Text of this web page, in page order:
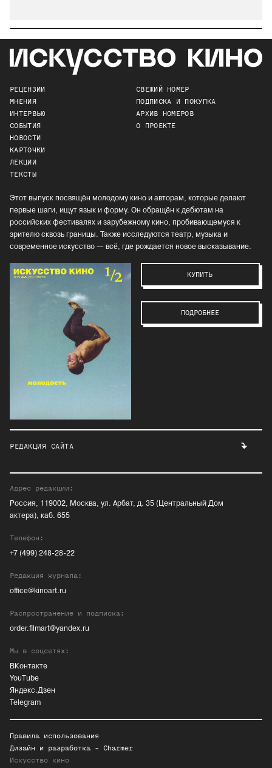
РЕЦЕНЗИИ
МНЕНИЯ
ИНТЕРВЬЮ
СОБЫТИЯ
НОВОСТИ
КАРТОЧКИ
ЛЕКЦИИ
ТЕКСТЫ
СВЕЖИЙ НОМЕР
ПОДПИСКА И ПОКУПКА
АРХИВ НОМЕРОВ
О ПРОЕКТЕ
Этот выпуск посвящён молодому кино и авторам, которые делают
первые шаги, ищут язык и форму. Он обращён к дебютам на
российских фестивалях и зарубежному кино, пробивающемуся к
зрителю сквозь границы. Также исследуются театр, музыка и
современное искусство — всё, где рождается новое высказывание.
КУПИТЬ
ПОДРОБНЕЕ
РЕДАКЦИЯ САЙТА
Адрес редакции:
Россия, 119002, Москва, ул. Арбат, д. 35 (Центральный Дом
актера), каб. 655
Телефон:
+7 (499) 248-28-22
Редакция журнала:
office@kinoart.ru
Распространение и подписка:
order.filmart@yandex.ru
Мы в соцсетях:
ВКонтакте
YouTube
Яндекс.Дзен
Telegram
Правила использования
Дизайн и разработка - Charmer
Искусство кино